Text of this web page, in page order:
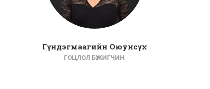
Гүндэгмаагийн Оюунсүх
ГОЦЛОЛ БҮЖИГЧИН